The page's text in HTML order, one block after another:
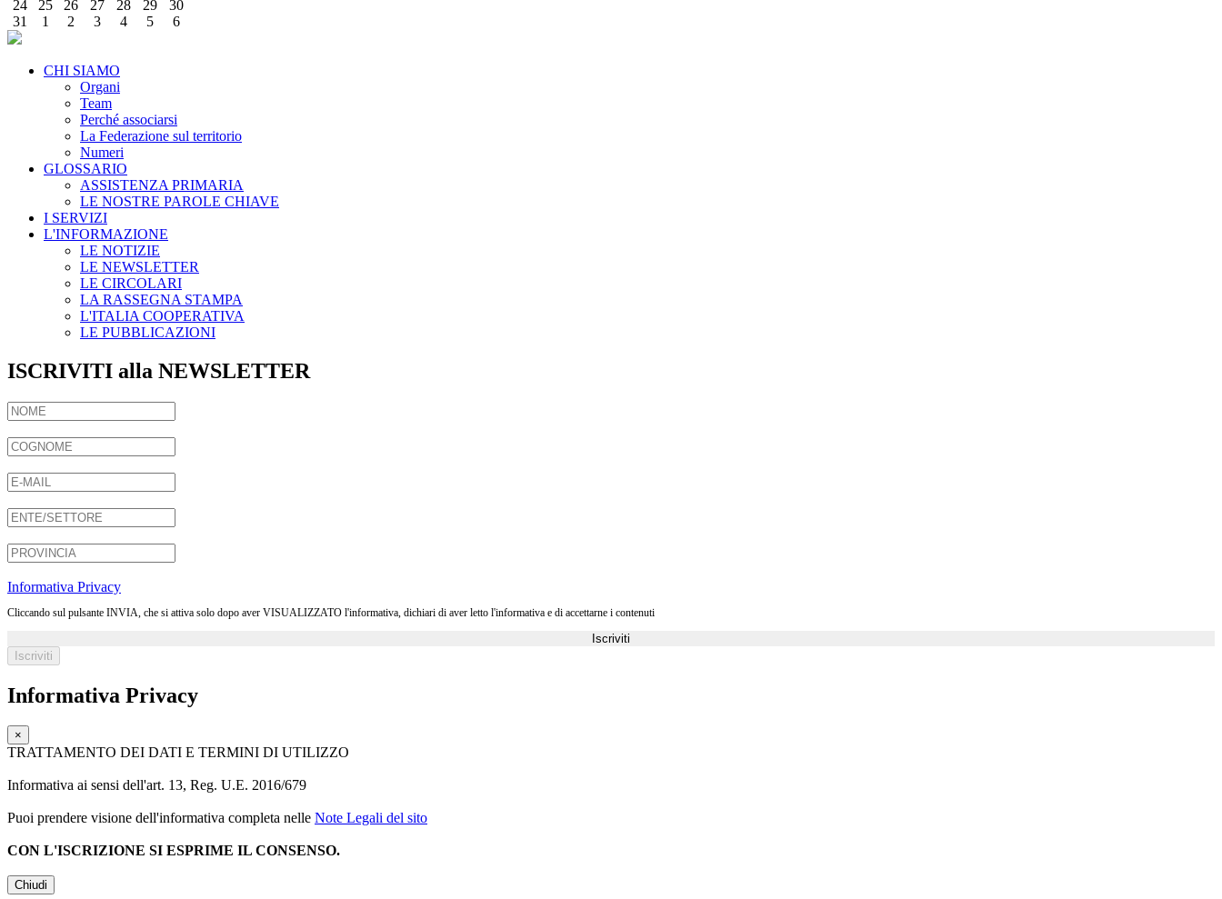
24
25 26 27 28 29
30
31
1 2 3 4 5 6
CHI SIAMO
Organi
Team
Perché associarsi
La Federazione sul territorio
Numeri
GLOSSARIO
ASSISTENZA PRIMARIA
LE NOSTRE PAROLE CHIAVE
I SERVIZI
L'INFORMAZIONE
LE NOTIZIE
LE NEWSLETTER
LE CIRCOLARI
LA RASSEGNA STAMPA
L'ITALIA COOPERATIVA
LE PUBBLICAZIONI
ISCRIVITI alla NEWSLETTER
Informativa Privacy
Cliccando sul pulsante INVIA, che si attiva solo dopo aver VISUALIZZATO l'informativa, dichiari di aver letto l'informativa e di accettarne i contenuti
Iscriviti
Informativa Privacy
×
TRATTAMENTO DEI DATI E TERMINI DI UTILIZZO
Informativa ai sensi dell'art. 13, Reg. U.E. 2016/679
Puoi prendere visione dell'informativa completa nelle Note Legali del sito
CON L'ISCRIZIONE SI ESPRIME IL CONSENSO.
Chiudi